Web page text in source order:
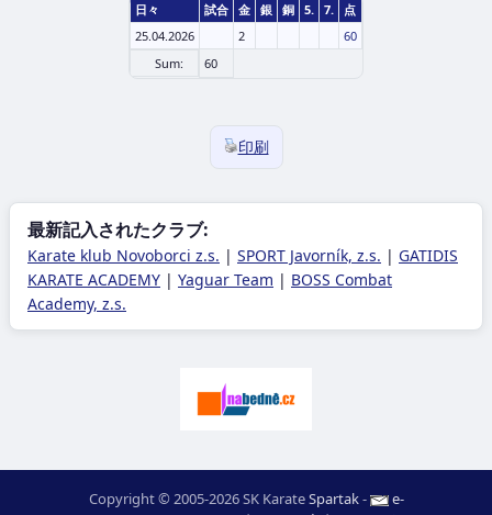
日々 試合 金 銀 銅 5. 7.
点
25.04.2026
2
60
Sum:
60
印刷
最新記入されたクラブ:
Karate klub Novoborci z.s. | SPORT Javorník, z.s. | GATIDIS
KARATE ACADEMY | Yaguar Team | BOSS Combat
Academy, z.s.
Copyright © 2005-2026 SK KarateSpartak-
e-